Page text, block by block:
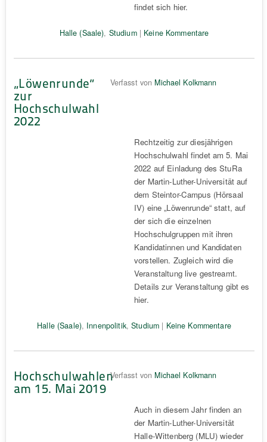
findet sich hier.
Halle (Saale), Studium| Keine Kommentare
„Löwenrunde“
zur
Hochschulwahl
2022
Verfasst von Michael Kolkmann
Rechtzeitig zur diesjährigen
Hochschulwahl findet am 5. Mai
2022 auf Einladung des StuRa
der Martin-Luther-Universität auf
dem Steintor-Campus (Hörsaal
IV) eine „Löwenrunde“ statt, auf
der sich die einzelnen
Hochschulgruppen mit ihren
Kandidatinnen und Kandidaten
vorstellen. Zugleich wird die
Veranstaltung live gestreamt.
Details zur Veranstaltung gibt es
hier.
Halle (Saale), Innenpolitik,Studium | Keine Kommentare
Hochschulwahlen
am 15. Mai 2019
Verfasst von Michael Kolkmann
Auch in diesem Jahr finden an
der Martin-Luther-Universität
Halle-Wittenberg (MLU) wieder